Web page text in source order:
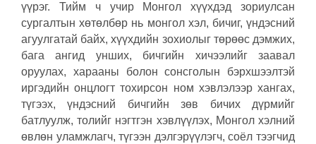
үүрэг. Тийм ч учир Монгол хүүхдэд зориулсан
сургалтын хөтөлбөр нь монгол хэл, бичиг, үндэсний
агуулгатай байх, хүүхдийн зохиолыг төрөөс дэмжих,
бага ангид унших, бичгийн хичээлийг заавал
оруулах, харааны болон сонсголын бэрхшээлтэй
иргэдийн онцлогт тохирсон ном хэвлэлээр хангах,
түгээх, үндэсний бичгийн зөв бичих дүрмийг
батлуулж, толийг нэгтгэн хэвлүүлэх, Монгол хэлний
өвлөн уламжлагч, түгээн дэлгэрүүлэгч, соёл тээгчид